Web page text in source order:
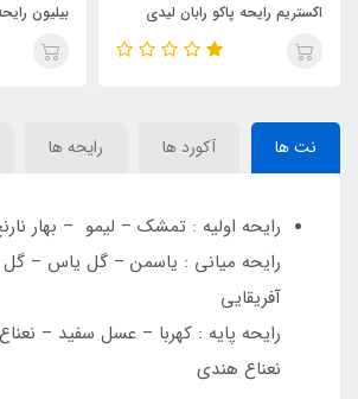
لیدی
بیلیون رایحه لیدی میلیون پاکو
نت ها آکورد ها رایحه ها
رايحه اوليه : تمشک – ليمو – بهار
رايحه ميانی : ياسمن – گل ياس – گل
آفريقايی
رايحه پايه : کهربا – عسل سفيد –
نعناع هندی